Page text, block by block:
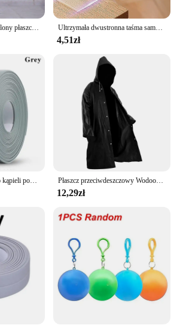
Ultrzymała dwustronna taśma samoprzylepna Monster Tape Wodoodporne naklejki ścienne do sprzętu domowego Taśmy odporne na ulepszenia domu
4,51zł
Płaszcz przeciwdeszczowy Wodoodporny Płaszcz przeciwdeszczowy EVA dla dorosłych Płaszcz przeciwdeszczowy z kapturem Kobiety Mężczyźni Camping Outdoor Odzież przeciwdeszczowa Pokrowce na ubrania przeciwdeszczowe
12,29zł